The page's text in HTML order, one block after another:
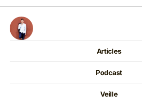
Articles
Podcast
Veille